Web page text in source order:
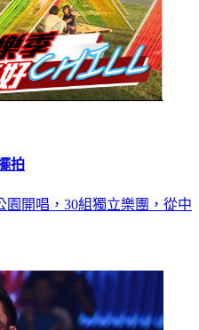
拍
開唱，30組獨立樂團，從中